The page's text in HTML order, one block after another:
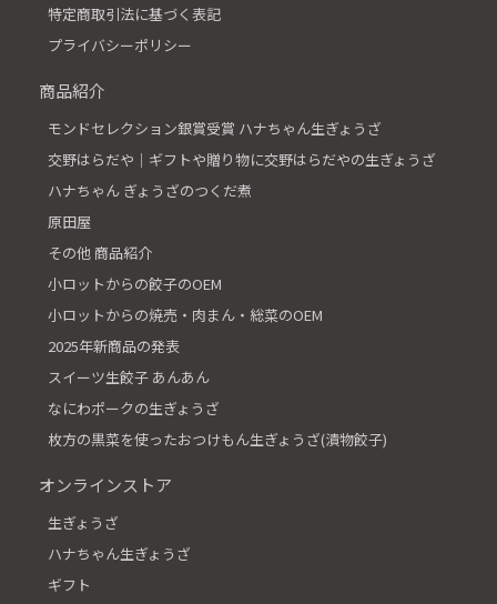
特定商取引法に基づく表記
プライバシーポリシー
商品紹介
モンドセレクション銀賞受賞 ハナちゃん生ぎょうざ
交野はらだや│ギフトや贈り物に交野はらだやの生ぎょうざ
ハナちゃん ぎょうざのつくだ煮
原田屋
その他 商品紹介
小ロットからの餃子のOEM
小ロットからの焼売・肉まん・総菜のOEM
2025年新商品の発表
スイーツ生餃子 あんあん
なにわポークの生ぎょうざ
枚方の黒菜を使ったおつけもん生ぎょうざ(漬物餃子)
オンラインストア
生ぎょうざ
ハナちゃん生ぎょうざ
ギフト